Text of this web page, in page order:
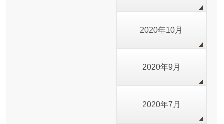
2020年10月
2020年9月
2020年7月